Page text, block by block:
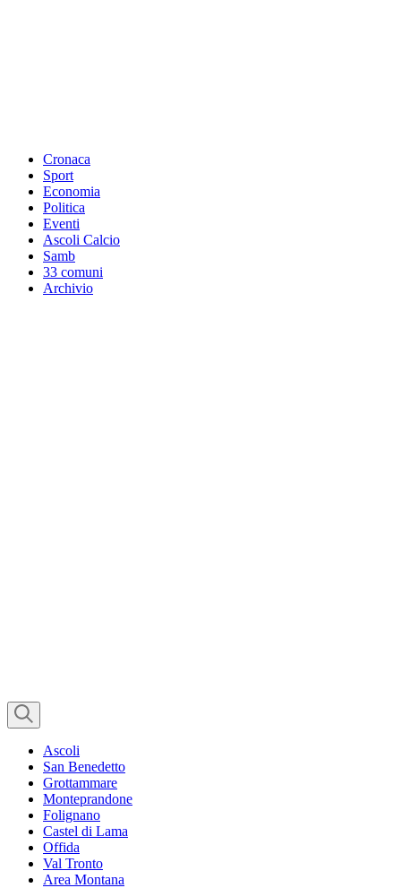
Cronaca
Sport
Economia
Politica
Eventi
Ascoli Calcio
Samb
33 comuni
Archivio
Ascoli
San Benedetto
Grottammare
Monteprandone
Folignano
Castel di Lama
Offida
Val Tronto
Area Montana